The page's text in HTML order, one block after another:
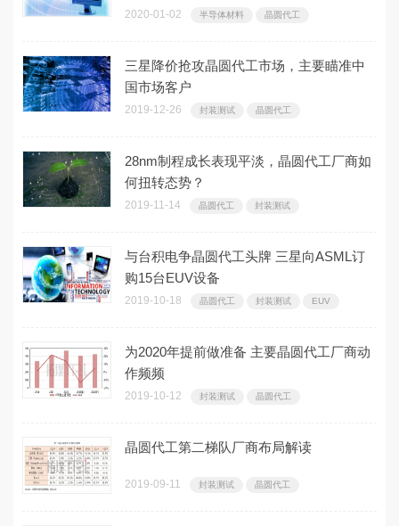
2020-01-02 半导体材料 晶圆代工
三星降价抢攻晶圆代工市场，主要瞄准中
国市场客户
2019-12-26 封装测试 晶圆代工
28nm制程成长表现平淡，晶圆代工厂商如
何扭转态势？
2019-11-14 晶圆代工 封装测试
与台积电争晶圆代工头牌 三星向ASML订
购15台EUV设备
2019-10-18 晶圆代工 封装测试 EUV
为2020年提前做准备 主要晶圆代工厂商动
作频频
2019-10-12 封装测试 晶圆代工
晶圆代工第二梯队厂商布局解读
2019-09-11 封装测试 晶圆代工